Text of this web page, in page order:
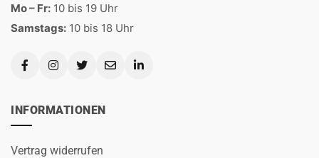
Mo – Fr: 10 bis 19 Uhr
Samstags: 10 bis 18 Uhr
INFORMATIONEN
Vertrag widerrufen